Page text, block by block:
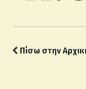
Πίσω στην